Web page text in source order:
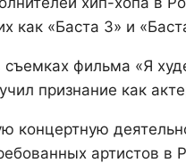
как «Баста 3» и
съемках фильма «Я
признание как
концертную
артистов в